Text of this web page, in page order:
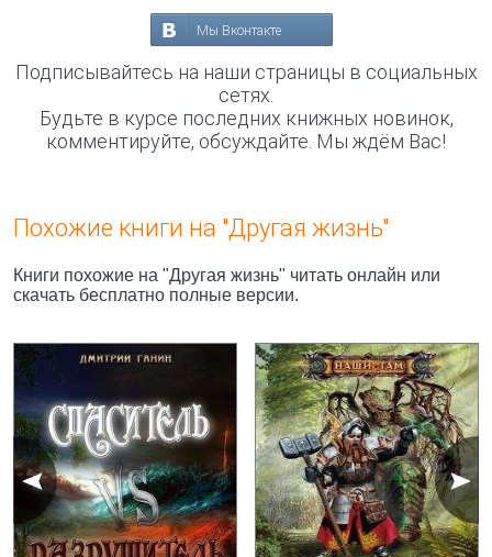
Мы Вконтакте
Подписывайтесь на наши страницы в социальных
сетях.
Будьте в курсе последних книжных новинок,
комментируйте, обсуждайте. Мы ждём Вас!
Похожие книги на "Другая жизнь"
Книги похожие на "Другая жизнь" читать онлайн или
скачать бесплатно полные версии.